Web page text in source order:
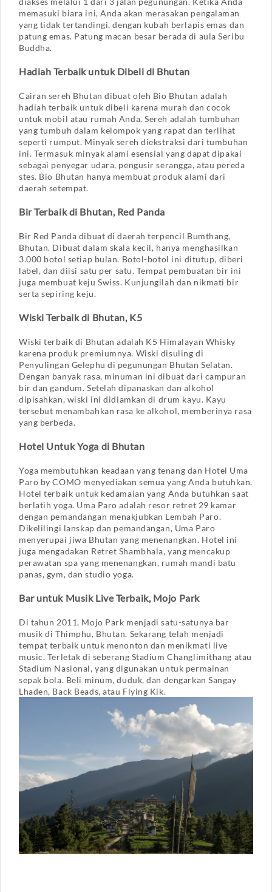
memasuki biara ini, Anda akan merasakan pengalaman
yang tidak tertandingi, dengan kubah berlapis emas dan
patung emas. Patung macan besar berada di aula Seribu
Buddha.
Hadiah Terbaik untuk Dibeli di Bhutan
Cairan sereh Bhutan dibuat oleh Bio Bhutan adalah
hadiah terbaik untuk dibeli karena murah dan cocok
untuk mobil atau rumah Anda. Sereh adalah tumbuhan
yang tumbuh dalam kelompok yang rapat dan terlihat
seperti rumput. Minyak sereh diekstraksi dari tumbuhan
ini. Termasuk minyak alami esensial yang dapat dipakai
sebagai penyegar udara, pengusir serangga, atau pereda
stes. Bio Bhutan hanya membuat produk alami dari
daerah setempat.
Bir Terbaik di Bhutan, Red Panda
Bir Red Panda dibuat di daerah terpencil Bumthang,
Bhutan. Dibuat dalam skala kecil, hanya menghasilkan
3.000 botol setiap bulan. Botol-botol ini ditutup, diberi
label, dan diisi satu per satu. Tempat pembuatan bir ini
juga membuat keju Swiss. Kunjungilah dan nikmati bir
serta sepiring keju.
Wiski Terbaik di Bhutan, K5
Wiski terbaik di Bhutan adalah K5 Himalayan Whisky
karena produk premiumnya. Wiski disuling di
Penyulingan Gelephu di pegunungan Bhutan Selatan.
Dengan banyak rasa, minuman ini dibuat dari campuran
bir dan gandum. Setelah dipanaskan dan alkohol
dipisahkan, wiski ini didiamkan di drum kayu. Kayu
tersebut menambahkan rasa ke alkohol, memberinya rasa
yang berbeda.
Hotel Untuk Yoga di Bhutan
Yoga membutuhkan keadaan yang tenang dan Hotel Uma
Paro by COMO menyediakan semua yang Anda butuhkan.
Hotel terbaik untuk kedamaian yang Anda butuhkan saat
berlatih yoga. Uma Paro adalah resor retret 29 kamar
dengan pemandangan menakjubkan Lembah Paro.
Dikelilingi lanskap dan pemandangan, Uma Paro
menyerupai jiwa Bhutan yang menenangkan. Hotel ini
juga mengadakan Retret Shambhala, yang mencakup
perawatan spa yang menenangkan, rumah mandi batu
panas, gym, dan studio yoga.
Bar untuk Musik Live Terbaik, Mojo Park
Di tahun 2011, Mojo Park menjadi satu-satunya bar
musik di Thimphu, Bhutan. Sekarang telah menjadi
tempat terbaik untuk menonton dan menikmati live
music. Terletak di seberang Stadium Changlimithang atau
Stadium Nasional, yang digunakan untuk permainan
sepak bola. Beli minum, duduk, dan dengarkan Sangay
Lhaden, Back Beads, atau Flying Kik.